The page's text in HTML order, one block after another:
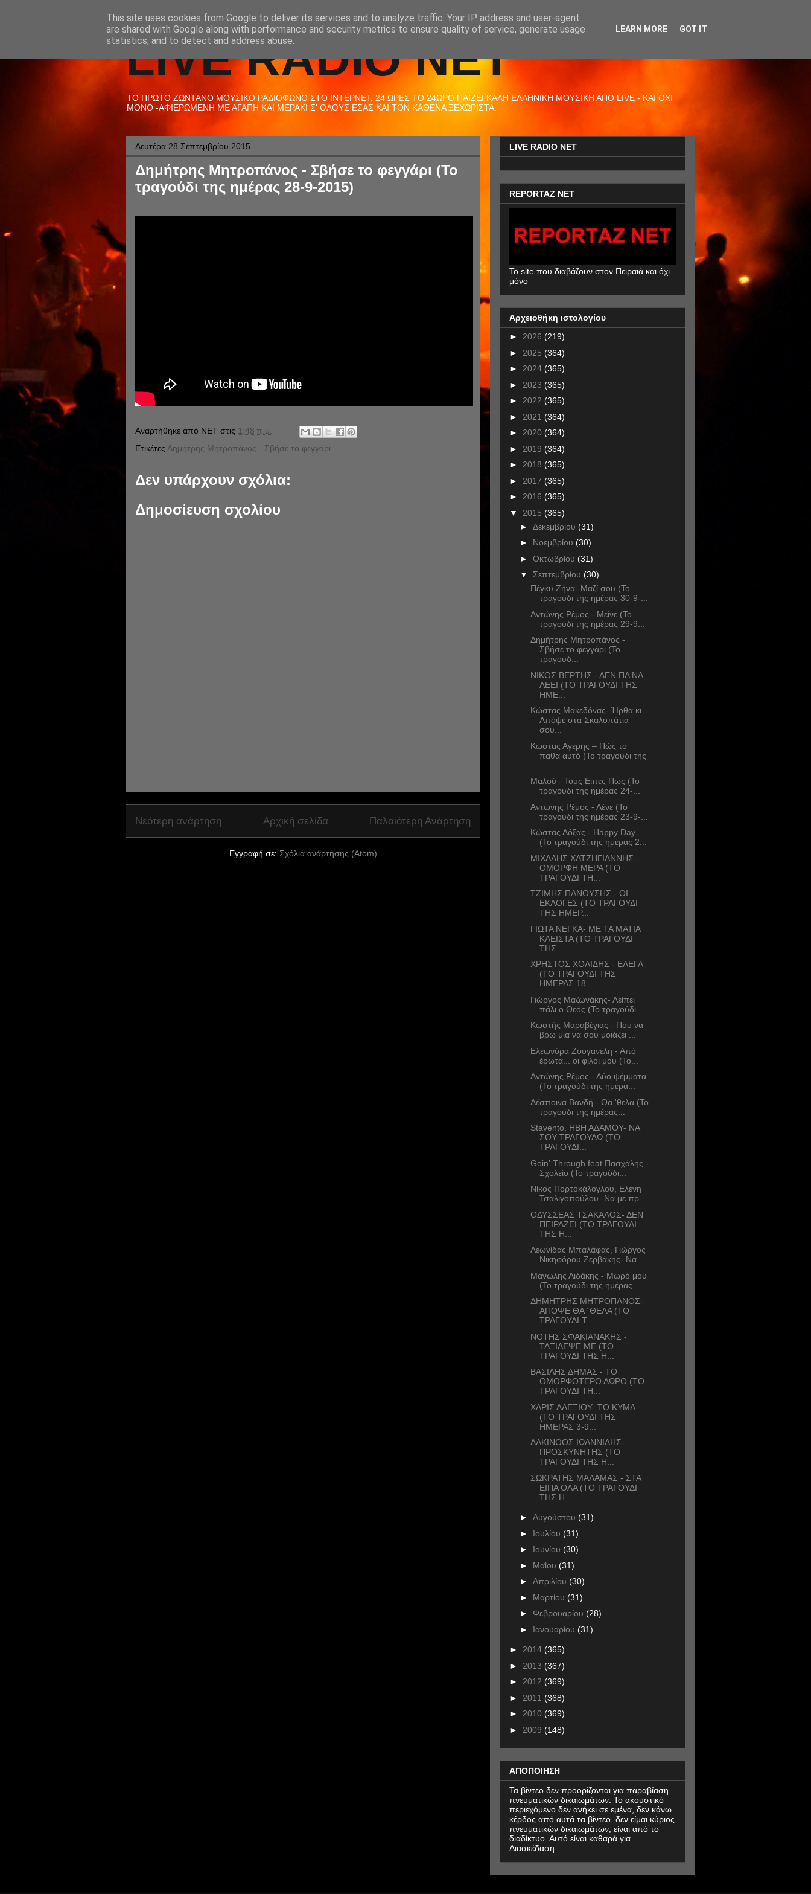
LIVE RADIO NET
ΤΟ ΠΡΩΤΟ ΖΩΝΤΑΝΟ ΜΟΥΣΙΚΟ ΡΑΔΙΟΦΩΝΟ ΣΤΟ ΙΝΤΕΡΝΕΤ. 24 ΩΡΕΣ ΤΟ 24ΩΡΟ ΠΑΙΖΕΙ ΚΑΛΗ ΕΛΛΗΝΙΚΗ ΜΟΥΣΙΚΗ ΑΠΟ LIVE - ΚΑΙ ΟΧΙ
ΜΟΝΟ -ΑΦΙΕΡΩΜΕΝΗ ΜΕ ΑΓΑΠΗ ΚΑΙ ΜΕΡΑΚΙ Σ' ΟΛΟΥΣ ΕΣΑΣ ΚΑΙ ΤΟΝ ΚΑΘΕΝΑ ΞΕΧΩΡΙΣΤΑ.
Δευτέρα 28 Σεπτεμβρίου 2015
Δημήτρης Μητροπάνος - Σβήσε το φεγγάρι (Το
τραγούδι της ημέρας 28-9-2015)
Αναρτήθηκε από NET στις 1:48 π.μ.
Ετικέτες Δημήτρης Μητροπάνος - Σβήσε το φεγγάρι
Δεν υπάρχουν σχόλια:
Δημοσίευση σχολίου
Νεότερη ανάρτηση Παλαιότερη Ανάρτηση
Αρχική σελίδα
Εγγραφή σε: Σχόλια ανάρτησης (Atom)
LIVE RADIO NET
REPORTAZ NET
To site που διαβάζουν στον Πειραιά και όχι
μόνο
Αρχειοθήκη ιστολογίου
► 2026 (219)
► 2025 (364)
► 2024 (365)
► 2023 (365)
► 2022 (365)
► 2021 (364)
► 2020 (364)
► 2019 (364)
► 2018 (365)
► 2017 (365)
► 2016 (365)
▼ 2015 (365)
► Δεκεμβρίου (31)
► Νοεμβρίου (30)
► Οκτωβρίου (31)
▼ Σεπτεμβρίου (30)
Πέγκυ Ζήνα- Μαζί σου (Το
τραγούδι της ημέρας 30-9-...
Αντώνης Ρέμος - Μείνε (Το
τραγούδι της ημέρας 29-9...
Δημήτρης Μητροπάνος -
Σβήσε το φεγγάρι (Το
τραγούδ...
ΝΙΚΟΣ ΒΕΡΤΗΣ - ΔΕΝ ΠΑ ΝΑ
ΛΕΕΙ (ΤΟ ΤΡΑΓΟΥΔΙ ΤΗΣ
ΗΜΕ...
Κώστας Μακεδόνας- Ήρθα κι
Απόψε στα Σκαλοπάτια
σου...
Κώστας Αγέρης – Πώς το
παθα αυτό (Το τραγούδι της
Μαλού - Τους Είπες Πως (Το
τραγούδι της ημέρας 24-...
Αντώνης Ρέμος - Λένε (Το
τραγούδι της ημέρας 23-9-...
Κώστας Δόξας - Happy Day
(Το τραγούδι της ημέρας 2...
ΜΙΧΑΛΗΣ ΧΑΤΖΗΓΙΑΝΝΗΣ -
ΟΜΟΡΦΗ ΜΕΡΑ (ΤΟ
ΤΡΑΓΟΥΔΙ ΤΗ...
ΤΖΙΜΗΣ ΠΑΝΟΥΣΗΣ - ΟΙ
ΕΚΛΟΓΕΣ (ΤΟ ΤΡΑΓΟΥΔΙ
ΤΗΣ ΗΜΕΡ...
ΓΙΩΤΑ ΝΕΓΚΑ- ΜΕ ΤΑ ΜΑΤΙΑ
ΚΛΕΙΣΤΑ (ΤΟ ΤΡΑΓΟΥΔΙ
ΤΗΣ...
ΧΡΗΣΤΟΣ ΧΟΛΙΔΗΣ - ΕΛΕΓΑ
(ΤΟ ΤΡΑΓΟΥΔΙ ΤΗΣ
ΗΜΕΡΑΣ 18...
Γιώργος Μαζωνάκης- Λείπει
πάλι ο Θεός (Το τραγούδι...
Κωστής Μαραβέγιας - Που να
βρω μια να σου μοιάζει ...
Ελεωνόρα Ζουγανέλη - Από
έρωτα... οι φίλοι μου (Το...
Αντώνης Ρέμος - Δύο ψέμματα
(Το τραγούδι της ημέρα...
Δέσποινα Βανδή - Θα 'θελα (Το
τραγούδι της ημέρας...
Stavento, ΗΒΗ ΑΔΑΜΟΥ- ΝΑ
ΣΟΥ ΤΡΑΓΟΥΔΩ (ΤΟ
ΤΡΑΓΟΥΔΙ...
Goin' Through feat Πασχάλης -
Σχολείο (Το τραγούδι...
Nίκος Πορτοκάλογλου, Ελένη
Τσαλιγοπούλου -Να με πρ...
ΟΔΥΣΣΕΑΣ ΤΣΑΚΑΛΟΣ- ΔΕΝ
ΠΕΙΡΑΖΕΙ (ΤΟ ΤΡΑΓΟΥΔΙ
ΤΗΣ Η...
Λεωνίδας Μπαλάφας, Γιώργος
Νικηφόρου Ζερβάκης- Να ...
Μανώλης Λιδάκης - Μωρό μου
(Το τραγούδι της ημέρας...
ΔΗΜΗΤΡΗΣ ΜΗΤΡΟΠΑΝΟΣ-
ΑΠΟΨΕ ΘΑ ΄ΘΕΛΑ (ΤΟ
ΤΡΑΓΟΥΔΙ Τ...
ΝΟΤΗΣ ΣΦΑΚΙΑΝΑΚΗΣ -
ΤΑΞΙΔΕΨΕ ΜΕ (ΤΟ
ΤΡΑΓΟΥΔΙ ΤΗΣ Η...
ΒΑΣΙΛΗΣ ΔΗΜΑΣ - ΤΟ
ΟΜΟΡΦΟΤΕΡΟ ΔΩΡΟ (ΤΟ
ΤΡΑΓΟΥΔΙ ΤΗ...
ΧΑΡΙΣ ΑΛΕΞΙΟΥ- ΤΟ ΚΥΜΑ
(ΤΟ ΤΡΑΓΟΥΔΙ ΤΗΣ
ΗΜΕΡΑΣ 3-9...
ΑΛΚΙΝΟΟΣ ΙΩΑΝΝΙΔΗΣ-
ΠΡΟΣΚΥΝΗΤΗΣ (ΤΟ
ΤΡΑΓΟΥΔΙ ΤΗΣ Η...
ΣΩΚΡΑΤΗΣ ΜΑΛΑΜΑΣ - ΣΤΑ
ΕΙΠΑ ΟΛΑ (ΤΟ ΤΡΑΓΟΥΔΙ
ΤΗΣ Η...
► Αυγούστου (31)
► Ιουλίου (31)
► Ιουνίου (30)
► Μαΐου (31)
► Απριλίου (30)
► Μαρτίου (31)
► Φεβρουαρίου (28)
► Ιανουαρίου (31)
► 2014 (365)
► 2013 (367)
► 2012 (369)
► 2011 (368)
► 2010 (369)
► 2009 (148)
ΑΠΟΠΟΙΗΣΗ
Τα βίντεο δεν προορίζονται για παραβίαση
πνευματικών δικαιωμάτων. Το ακουστικό
περιεχόμενο δεν ανήκει σε εμένα, δεν κάνω
κέρδος από αυτά τα βίντεο, δεν είμαι κύριος
πνευματικών δικαιωμάτων, είναι από το
διαδίκτυο. Αυτό είναι καθαρά για
Διασκέδαση.
This site uses cookies from Google to deliver its services and to analyze traffic. Your IP address and user-agent
are shared with Google along with performance and security metrics to ensure quality of service, generate usage
statistics, and to detect and address abuse.
LEARN MORE GOT IT